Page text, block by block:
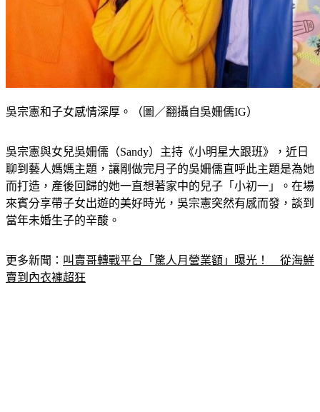
聊到藝人媽媽主題，讓剛做完月子的吳姍儒直呼此主題是為她
而打造，產後回歸的她一直想著家中的兒子「小初一」。在場
來賓分享帶子女出遊的美好時光，吳宗憲突然有感而發，談到
當年未婚生子的辛酸。
賣到內衣褲超狂